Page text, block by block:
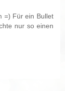
=) Für ein Bullet
nur so einen